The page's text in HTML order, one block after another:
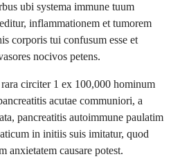
ubi systema immune tuum
inflammationem et tumorem
corporis tui confusum esse et
nocivos petens.
circiter 1 ex 100,000 hominum
acutae communiori, a
pancreatitis autoimmune paulatim
in initiis suis imitatur, quod
anxietatem causare potest.